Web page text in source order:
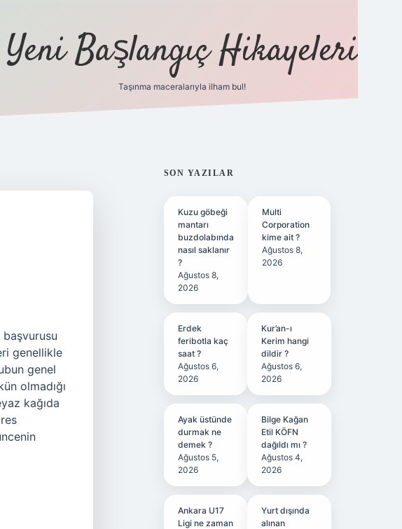
Yeni Başlangıç Hikayeleri
Taşınma maceralarıyla ilham bul!
genellikle
genel
olmadığı
kağıda
SIDEBAR
SON YAZILAR
Kuzu göbeği
mantarı
buzdolabında
nasıl saklanır
?
Ağustos 8,
2026
Multi
Corporation
kime ait ?
Ağustos 8,
2026
Erdek
feribotla kaç
saat ?
Ağustos 6,
2026
Kur’an-ı
Kerim hangi
dildir ?
Ağustos 6,
2026
Ayak üstünde
durmak ne
demek ?
Ağustos 5,
2026
Bilge Kağan
Etil KÖFN
dağıldı mı ?
Ağustos 4,
2026
Ankara U17
Ligi ne zaman
Yurt dışında
alınan